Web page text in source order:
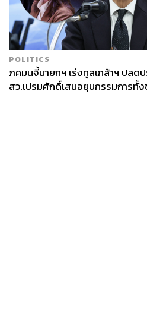
POLITICS
ภคมนจี้นายกฯ เร่งทูลเกล้าฯ ปลด
สว.เปรมศักดิ์เสนอยุบกรรมการทั้